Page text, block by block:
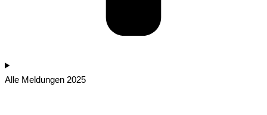
Alle Meldungen 2025